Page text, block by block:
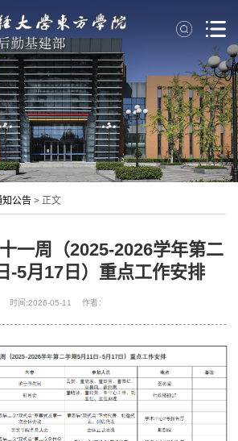
知公告 > 正文
一周（2025-2026学年第二
-5月17日）重点工作安排
时间:2026-05-11 作者：